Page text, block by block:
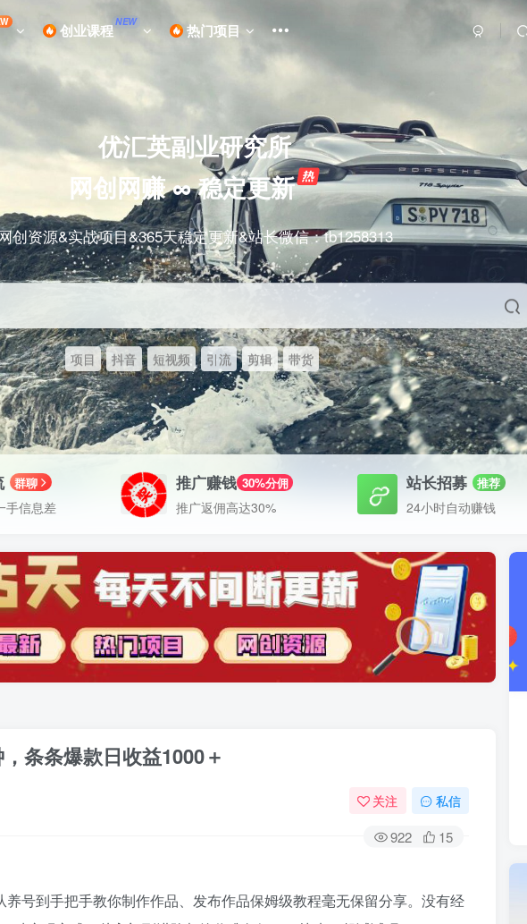
创业课程NEW 热门项目
优汇英副业研究所
网创网赚 ∞ 稳定更新
创资源&实战项目&365天稳定更新&站长微信：tb1258313
项目 抖音 短视频 引流 剪辑 带货
群聊
手信息差
推广赚钱 30%分佣
推广返佣高达30%
站长招募 推荐
24小时自动赚钱
条条爆款日收益1000＋
关注 私信
922 15
号到手把手教你制作作品、发布作品保姆级教程毫无保留分享。没有经